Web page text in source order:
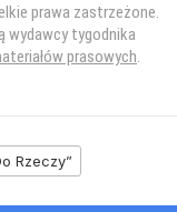
prawa zastrzeżone.
wydawcy tygodnika
prasowych.
Rzeczy”